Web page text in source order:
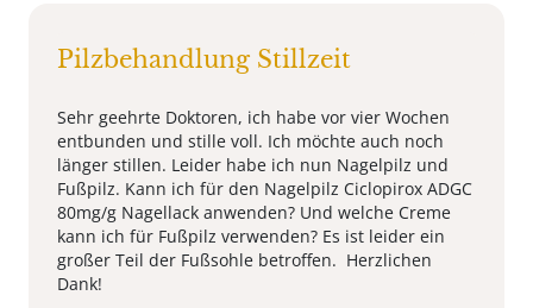
Pilzbehandlung Stillzeit
Sehr geehrte Doktoren, ich habe vor vier Wochen
entbunden und stille voll. Ich möchte auch noch
länger stillen. Leider habe ich nun Nagelpilz und
Fußpilz. Kann ich für den Nagelpilz Ciclopirox ADGC
80mg/g Nagellack anwenden? Und welche Creme
kann ich für Fußpilz verwenden? Es ist leider ein
großer Teil der Fußsohle betroffen. Herzlichen
Dank!